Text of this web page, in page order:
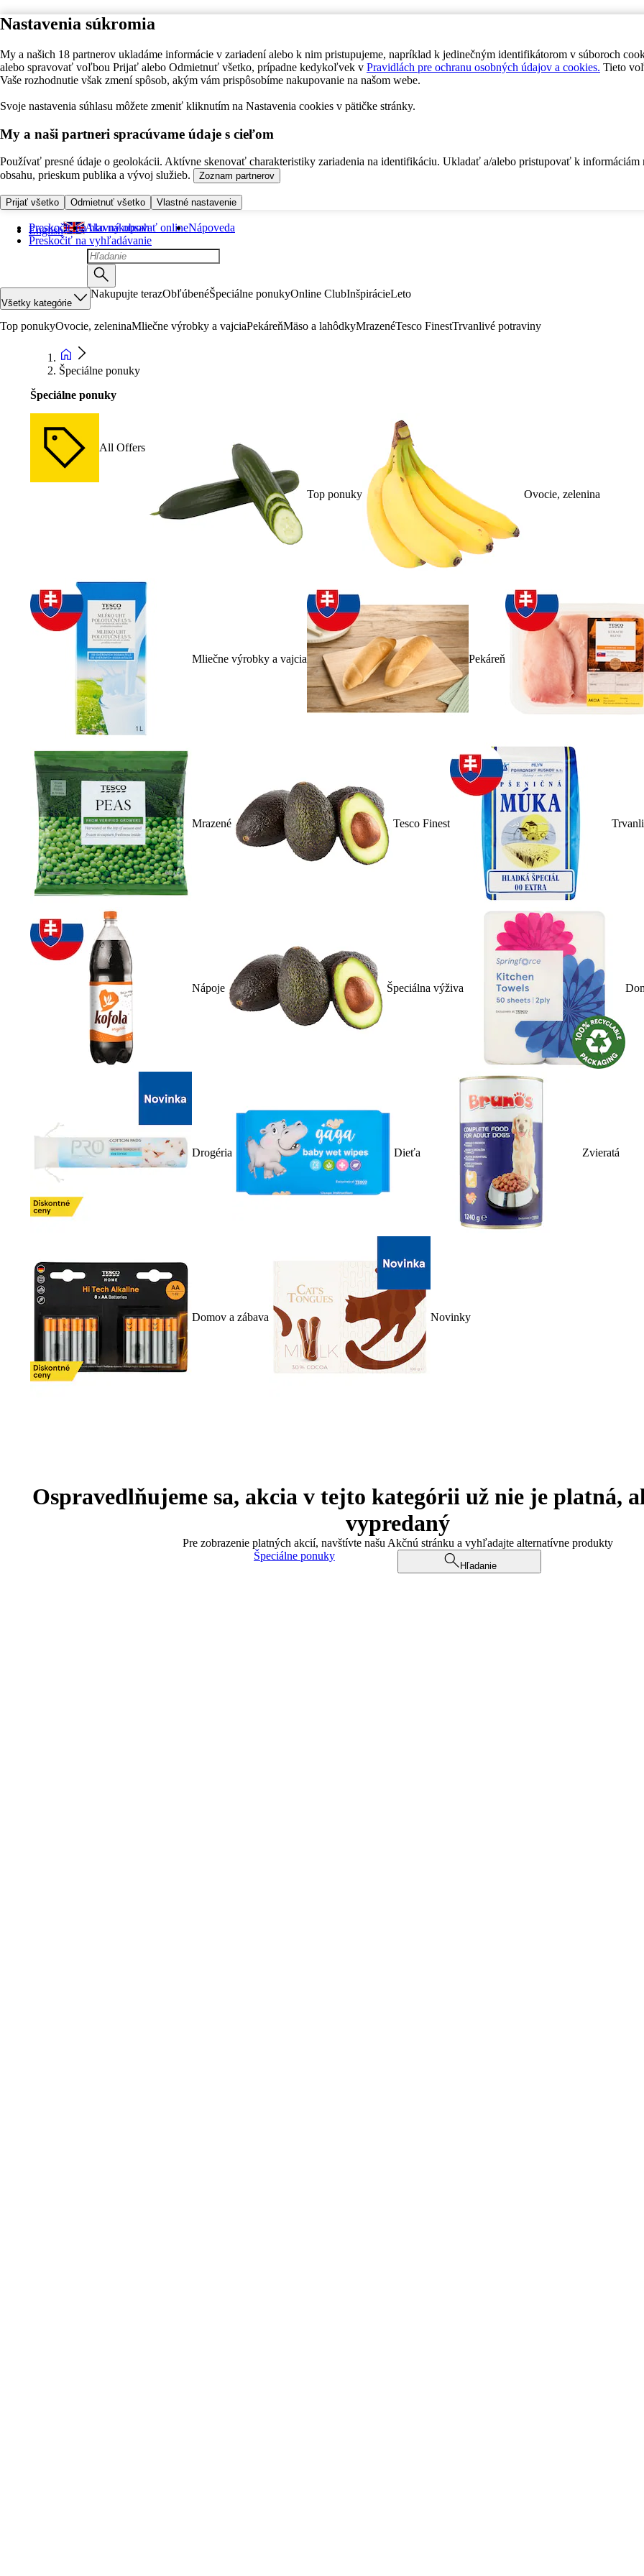
Nastavenia súkromia
My a našich 18 partnerov ukladáme informácie v zariadení alebo k nim pristupujeme, napríklad k jedinečným identifikátorom v súboroch
alebo spravovať voľbou Prijať alebo Odmietnuť všetko, prípadne kedykoľvek v Pravidlách pre ochranu osobných údajov a cookies. Tieto
Vaše rozhodnutie však zmení spôsob, akým vám prispôsobíme nakupovanie na našom webe.
Svoje nastavenia súhlasu môžete zmeniť kliknutím na Nastavenia cookies v pätičke stránky.
My a naši partneri spracúvame údaje s cieľom
Používať presné údaje o geolokácii. Aktívne skenovať charakteristiky zariadenia na identifikáciu. Ukladať a/alebo pristupovať k informáciám
obsahu, prieskum publika a vývoj služieb.
Zoznam partnerov
Prijať všetko Odmietnuť všetko Vlastné nastavenie
Preskočiť na hlavný obsah
Preskočiť na vyhľadávanie
English Ako nakupovať onlineNápoveda
Všetky kategórie
Nakupujte terazObľúbenéŠpeciálne ponukyOnline ClubInšpirácieLeto
Top ponukyOvocie, zeleninaMliečne výrobky a vajciaPekáreňMäso a lahôdkyMrazenéTesco FinestTrvanlivé potraviny
Špeciálne ponuky
Špeciálne ponuky
All Offers
Top ponuky Ovocie, zelenina
Mliečne výrobky a vajcia Pekáreň
Mrazené Tesco Finest
Nápoje Špeciálna výživa
Drogéria Dieťa Zvieratá
Domov a zábava Novinky
Ospravedlňujeme sa, akcia v tejto kategórii už nie je platná,
vypredaný
Pre zobrazenie platných akcií, navštívte našu Akčnú stránku a vyhľadajte alternatívne produkty
Špeciálne ponuky
Hľadanie